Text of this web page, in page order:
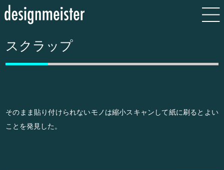
スクラップ
そのまま貼り付けられないモノは縮小スキャンして紙に刷るとよい
ことを発見した。